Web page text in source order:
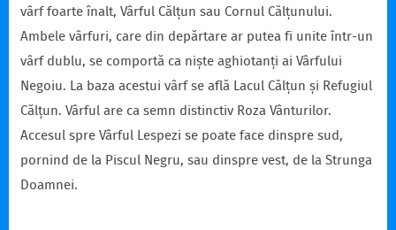
vârf foarte înalt, Vârful Călțun sau Cornul Călțunului.
Ambele vârfuri, care din depărtare ar putea fi unite într-un
vârf dublu, se comportă ca niște aghiotanți ai Vârfului
Negoiu. La baza acestui vârf se află Lacul Călțun și Refugiul
Călțun. Vârful are ca semn distinctiv Roza Vânturilor.
Accesul spre Vârful Lespezi se poate face dinspre sud,
pornind de la Piscul Negru, sau dinspre vest, de la Strunga
Doamnei.